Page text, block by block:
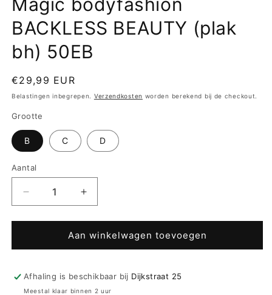
BACKLESS BEAUTY (plak
bh) 50EB
Normale
prijs
€29,99 EUR
Belastingen inbegrepen. Verzendkosten worden berekend bij de checkout.
Grootte
B C D
Aantal
Aantal
verlagen
voor
bodyfashion
BEAUTY
(plak
Aantal
verhogen
voor
Magic
bodyfashion
BEAUTY
(plak
Aan winkelwagen toevoegen
Afhaling is beschikbaar bij Dijkstraat 25
Meestal klaar binnen 2 uur